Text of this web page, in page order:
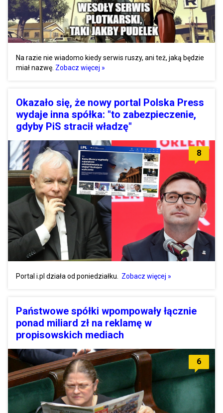
Na razie nie wiadomo kiedy serwis ruszy, ani też, jaką będzie
miał nazwę. Zobacz więcej »
Okazało się, że nowy portal Polska Press
wydaje inna spółka: "to zabezpieczenie,
gdyby PiS stracił władzę"
8
Portal i.pl działa od poniedziałku. Zobacz więcej »
Państwowe spółki wpompowały łącznie
ponad miliard zł na reklamę w
propisowskich mediach
6